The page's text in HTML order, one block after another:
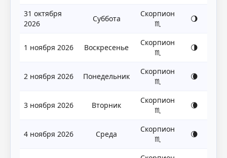
31 октября
2026
Суббота
Скорпион
♏
🌖
1 ноября 2026 Воскресенье
Скорпион
♏
🌗
2 ноября 2026 Понедельник
Скорпион
♏
🌘
3 ноября 2026 Вторник
Скорпион
♏
🌘
4 ноября 2026 Среда
Скорпион
♏
🌘